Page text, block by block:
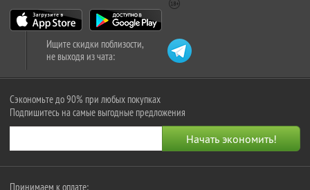
Ищите скидки поблизости,
не выходя из чата:
Сэкономьте до 90% при любых покупках
Подпишитесь на самые выгодные предложения
Принимаем к оплате: